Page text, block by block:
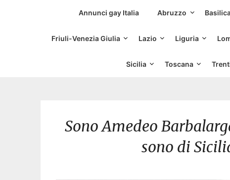
Siti Incontri Gay
Annunci gay Italia Abruzzo
Friuli-Venezia Giulia Lazio Liguria
Sicilia Toscana
Sono Amedeo
sono di